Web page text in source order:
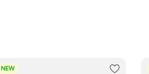
NEW